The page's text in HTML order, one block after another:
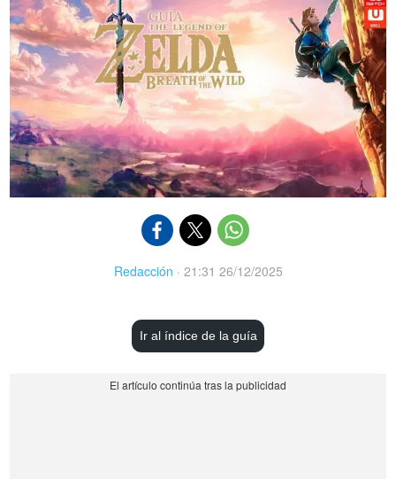
Redacción · 21:31 26/12/2025
Ir al índice de la guía